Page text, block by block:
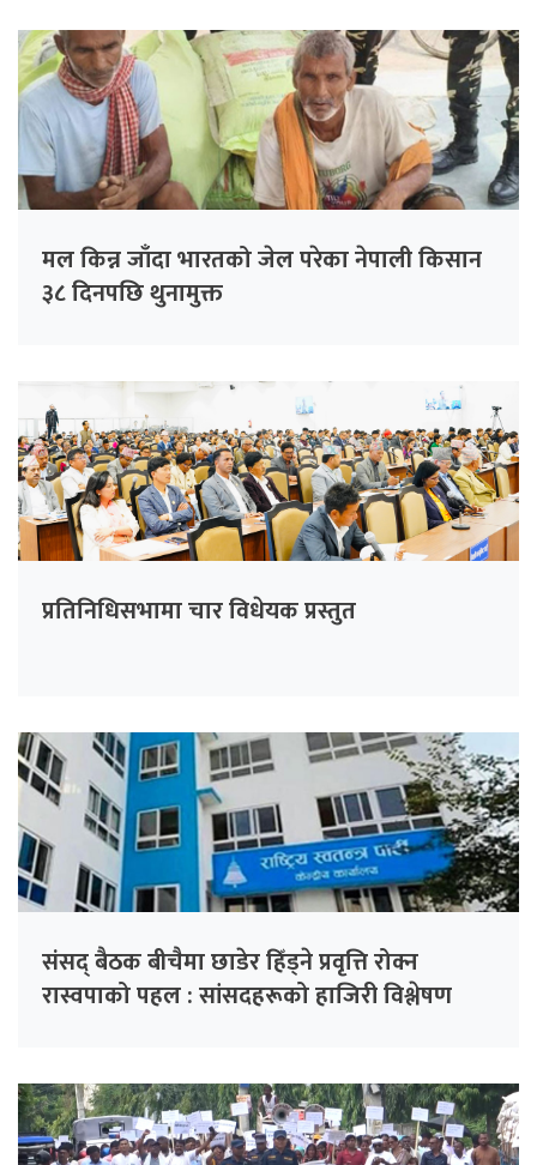
मल किन्न जाँदा भारतको जेल परेका नेपाली किसान
३८ दिनपछि थुनामुक्त
प्रतिनिधिसभामा चार विधेयक प्रस्तुत
संसद् बैठक बीचैमा छाडेर हिँड्ने प्रवृत्ति रोक्न
रास्वपाको पहल : सांसदहरूको हाजिरी विश्लेषण